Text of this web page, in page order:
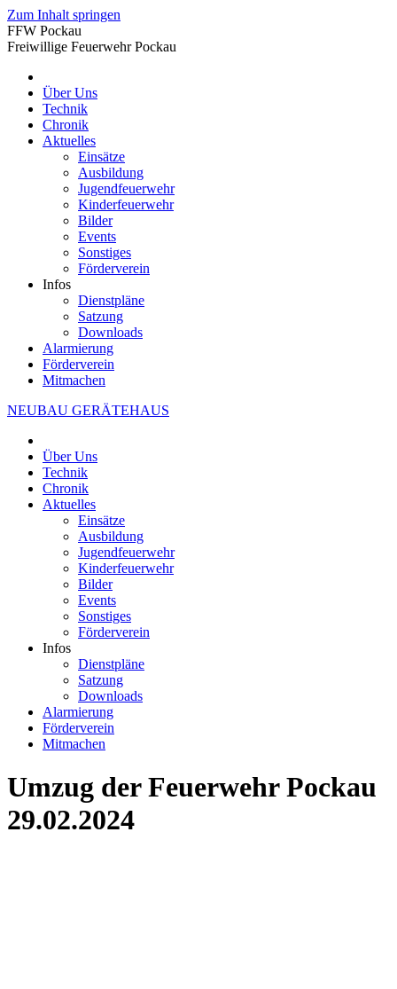
Zum Inhalt springen
FFW Pockau
Freiwillige Feuerwehr Pockau
Über Uns
Technik
Chronik
Aktuelles
Einsätze
Ausbildung
Jugendfeuerwehr
Kinderfeuerwehr
Bilder
Events
Sonstiges
Förderverein
Infos
Dienstpläne
Satzung
Downloads
Alarmierung
Förderverein
Mitmachen
NEUBAU GERÄTEHAUS
Über Uns
Technik
Chronik
Aktuelles
Einsätze
Ausbildung
Jugendfeuerwehr
Kinderfeuerwehr
Bilder
Events
Sonstiges
Förderverein
Infos
Dienstpläne
Satzung
Downloads
Alarmierung
Förderverein
Mitmachen
Umzug der Feuerwehr Pockau
29.02.2024